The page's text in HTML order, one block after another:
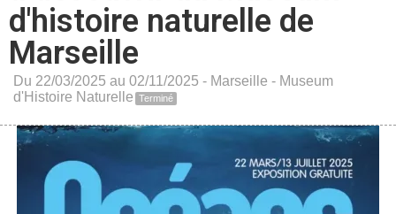
d'histoire naturelle de
Marseille
Du 22/03/2025 au 02/11/2025 - Marseille - Museum
d'Histoire Naturelle Terminé